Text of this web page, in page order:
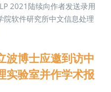
2021陆续向作者发送录用
院软件研究所中文信息处理
波博士应邀到访中
实验室并作学术报